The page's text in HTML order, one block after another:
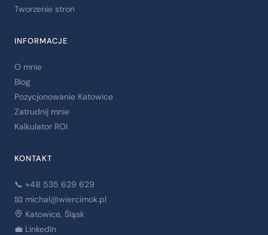
Tworzenie stron
INFORMACJE
O mnie
Blog
Pozycjonowanie Katowice
Zatrudnij mnie
Kalkulator ROI
KONTAKT
📞 +48 535 629 629
📧 michal@wiercimok.pl
Katowice, Śląsk
💼 LinkedIn